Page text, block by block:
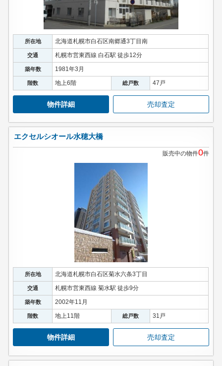
所在地 北海道札幌市白石区南郷通3丁目南
交通 札幌市営東西線 白石駅 徒歩12分
築年数 1981年3月
階数 地上6階 総戸数 47戸
物件詳細 売却査定
エクセルシオール水穂大橋
販売中の物件0件
所在地 北海道札幌市白石区菊水六条3丁目
交通 札幌市営東西線 菊水駅 徒歩9分
築年数 2002年11月
階数 地上11階 総戸数 31戸
物件詳細 売却査定